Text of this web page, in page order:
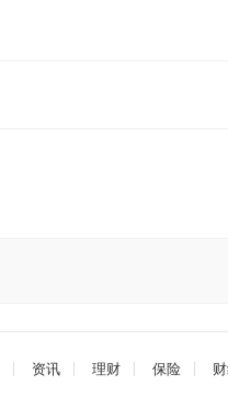
资讯 理财 保险